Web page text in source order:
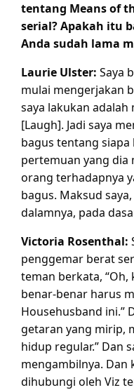
tentang Means of
serial? Apakah itu
Anda sudah lama
Laurie Ulster: Saya
mulai mengerjakan
saya lakukan
[Laugh]. Jadi saya
bagus tentang
pertemuan yang dia
orang terhadapnya
bagus. Maksud
dalamnya, pada
Victoria Rosenthal:
penggemar berat
teman berkata,
benar-benar harus
Househusband ini.”
getaran yang mirip,
hidup regular.” Dan
mengambilnya. Dan
dihubungi oleh Viz